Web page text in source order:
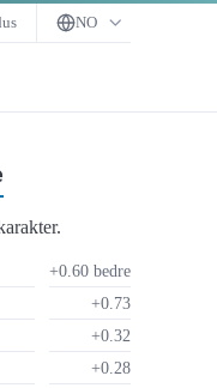
NO
+0.60 bedre
+0.73
+0.32
+0.28